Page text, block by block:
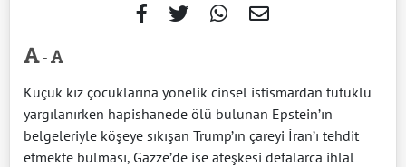
-
Küçük kız çocuklarına yönelik cinsel istismardan tutuklu
yargılanırken hapishanede ölü bulunan Epstein’ın
belgeleriyle köşeye sıkışan Trump’ın çareyi İran’ı tehdit
etmekte bulması, Gazze’de ise ateşkesi defalarca ihlal